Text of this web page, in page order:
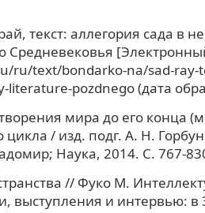
текст: аллегория сада в
Средневековья
ru/text/bondarko-na/sad-ray-
literature-pozdnego (дата
мира до его конца
/ изд. подг. А. Н.
Наука, 2014. С. 767-
// Фуко М.
выступления и интервью: